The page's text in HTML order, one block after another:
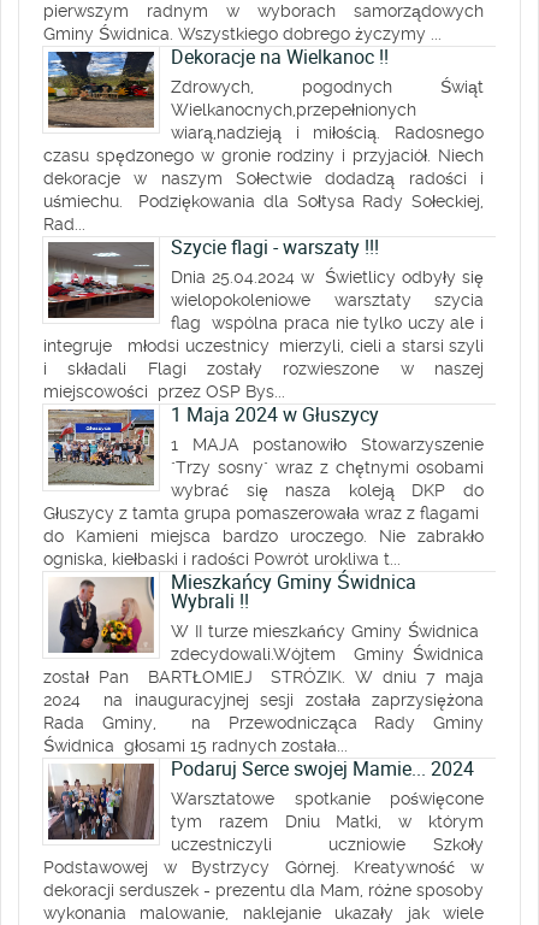
pierwszym radnym w wyborach samorządowych
Gminy Świdnica. Wszystkiego dobrego życzymy ...
Dekoracje na Wielkanoc !!
Zdrowych, pogodnych Świąt
Wielkanocnych,przepełnionych
wiarą,nadzieją i miłością. Radosnego
czasu spędzonego w gronie rodziny i przyjaciół. Niech
dekoracje w naszym Sołectwie dodadzą radości i
uśmiechu. Podziękowania dla Sołtysa Rady Sołeckiej,
Rad...
Szycie flagi - warszaty !!!
Dnia 25.04.2024 w Świetlicy odbyły się
wielopokoleniowe warsztaty szycia
flag wspólna praca nie tylko uczy ale i
integruje młodsi uczestnicy mierzyli, cieli a starsi szyli
i składali Flagi zostały rozwieszone w naszej
miejscowości przez OSP Bys...
1 Maja 2024 w Głuszycy
1 MAJA postanowiło Stowarzyszenie
"Trzy sosny" wraz z chętnymi osobami
wybrać się nasza koleją DKP do
Głuszycy z tamta grupa pomaszerowała wraz z flagami
do Kamieni miejsca bardzo uroczego. Nie zabrakło
ogniska, kiełbaski i radości Powrót urokliwa t...
Mieszkańcy Gminy Świdnica
Wybrali !!
W II turze mieszkańcy Gminy Świdnica
zdecydowali.Wójtem Gminy Świdnica
został Pan BARTŁOMIEJ STRÓZIK. W dniu 7 maja
2024 na inauguracyjnej sesji została zaprzysiężona
Rada Gminy, na Przewodnicząca Rady Gminy
Świdnica głosami 15 radnych została...
Podaruj Serce swojej Mamie... 2024
Warsztatowe spotkanie poświęcone
tym razem Dniu Matki, w którym
uczestniczyli uczniowie Szkoły
Podstawowej w Bystrzycy Górnej. Kreatywność w
dekoracji serduszek - prezentu dla Mam, różne sposoby
wykonania malowanie, naklejanie ukazały jak wiele